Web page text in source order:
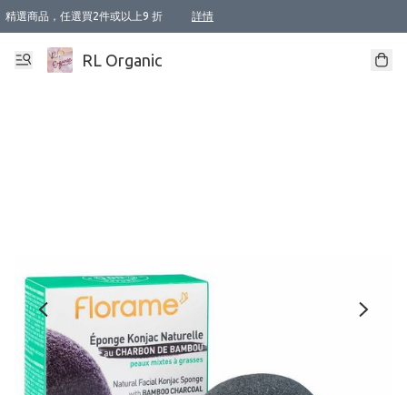
精選商品，任選買2件或以上9 折 詳情
XI周年優惠【新品自由選2件88折/3件85折】
XI周年優惠【Chakra 脈輪平衡自由選2件9折/3件85折/5件8折】
Florame 肌底自由選 2支9折 3支85折
XI周年優惠【蟲蟲退散 · 防衛結界﹞系列2件9折】
Sunki 任選2件95折
BIOFFICINA TOSCANA 任選2支9折 3支85折
Lamav 任選1件9折 2件85折
Mukti Organics 指定產品任選1件9折, 2件88折 3件85折
Intelligent Nutrients Skincare 任選2件9折
deodorant 任選2件88折
化妝品 任選2件95折
XI周年優惠【身心靈單品 任選2件9折/3件85折/5件8折】
XI周年優惠 【精油/香水 任選2件9折/3件85折/5件8折】
XI周年優惠【「關節到肌膚」全效養護 BODY OIL 組2件88折/3件85折】
XI周年優惠【夏日有機物理防曬套裝2件88折】
XI周年優惠【夏日潔面隨意選2件88折/3件85折】
XI周年優惠【逆齡奇蹟抗氧 11 自由選2件88折/3件85折/4件或以上8折】
新會員首次購物即享全單 95 折優惠！
成為VIP / VVIP 可享有生日月現金扣減獎賞優惠 !! 記得去賬户資料填上生日日期啦 !
選用順豐速運，滿$500 免運費
本地速遞 京東 送住宅/ 工商地址 $400 免運費
澳門訂單選用順豐速運，滿$800 免運費
RL Organic